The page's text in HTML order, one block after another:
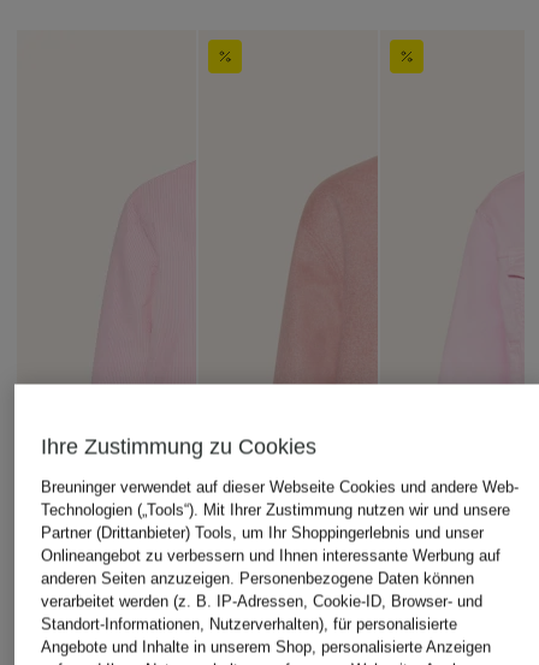
Ihre Zustimmung zu Cookies
Breuninger verwendet auf dieser Webseite Cookies und andere Web-
Technologien („Tools“). Mit Ihrer Zustimmung nutzen wir und unsere
Partner (Drittanbieter) Tools, um Ihr Shoppingerlebnis und unser
Onlineangebot zu verbessern und Ihnen interessante Werbung auf
anderen Seiten anzuzeigen. Personenbezogene Daten können
verarbeitet werden (z. B. IP-Adressen, Cookie-ID, Browser- und
Standort-Informationen, Nutzerverhalten), für personalisierte
Angebote und Inhalte in unserem Shop, personalisierte Anzeigen